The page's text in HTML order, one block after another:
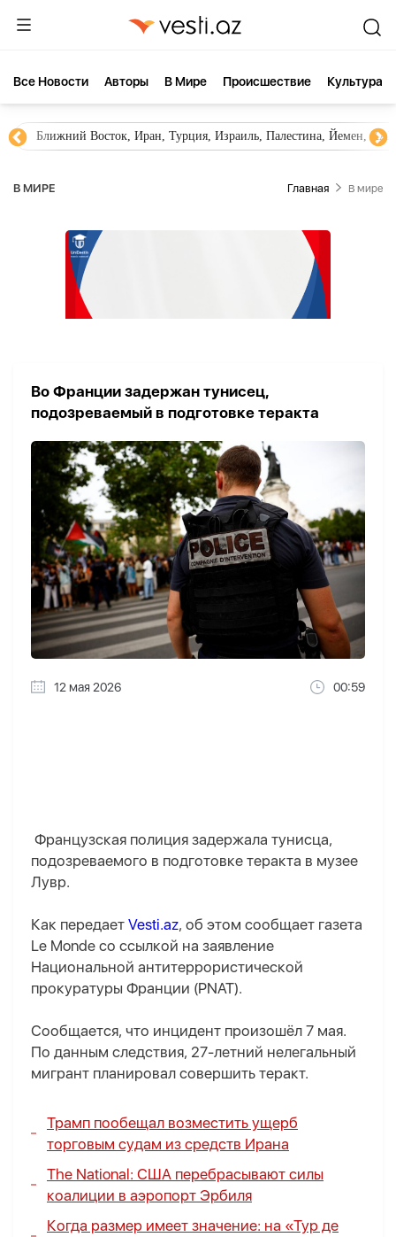
Все Новости Aвторы В Мире Происшествие Культура
Ближний Восток, Иран, Турция, Израиль, Палестина, Йемен,
В МИРЕ Главная В мире
Во Франции задержан тунисец,
подозреваемый в подготовке теракта
12 мая 2026 00:59
Французская полиция задержала тунисца,
подозреваемого в подготовке теракта в музее
Лувр.
Как передает Vesti.az, об этом сообщает газета
Le Monde со ссылкой на заявление
Национальной антитеррористической
прокуратуры Франции (PNAT).
Сообщается, что инцидент произошёл 7 мая.
По данным следствия, 27-летний нелегальный
мигрант планировал совершить теракт.
Трамп пообещал возместить ущерб
торговым судам из средств Ирана
The National: США перебрасывают силы
коалиции в аэропорт Эрбиля
Когда размер имеет значение: на «Тур де